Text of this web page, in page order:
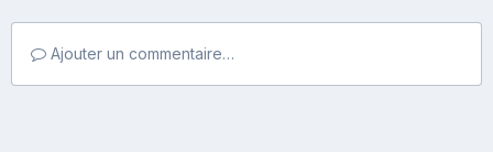
Ajouter un commentaire…